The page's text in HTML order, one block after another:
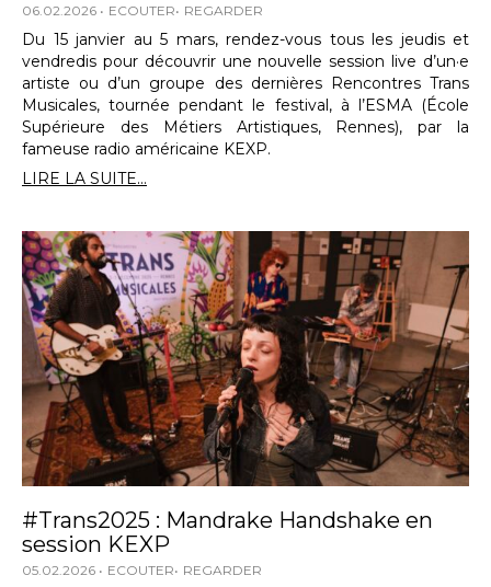
06.02.2026 ECOUTER REGARDER
Du 15 janvier au 5 mars, rendez-vous tous les jeudis et
vendredis pour découvrir une nouvelle session live d’un·e
artiste ou d’un groupe des dernières Rencontres Trans
Musicales, tournée pendant le festival, à l’ESMA (École
Supérieure des Métiers Artistiques, Rennes), par la
fameuse radio américaine KEXP.
LIRE LA SUITE...
#Trans2025 : Mandrake Handshake en
session KEXP
05.02.2026 ECOUTER REGARDER